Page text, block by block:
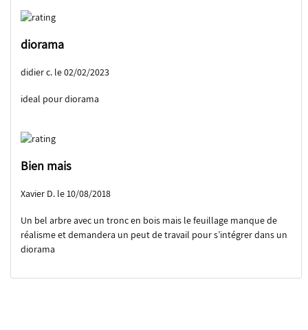
diorama
didier c. le 02/02/2023
ideal pour diorama
Bien mais
Xavier D. le 10/08/2018
Un bel arbre avec un tronc en bois mais le feuillage manque de
réalisme et demandera un peut de travail pour s’intégrer dans un
diorama